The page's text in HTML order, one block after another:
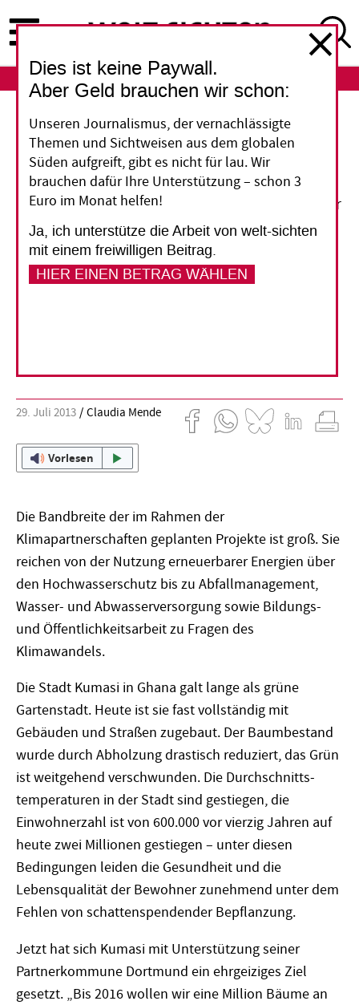
zum
Inhalt
ABO
In Daressalam Hamburgs
Klimaschutzbilanz verbessern
Um Klimaschutz und die Anpassung an den
Klimawandel geht es in einem neuen Projekt der
Servicestelle Kommunen in der Einen Welt bei
Engagement Global. In einer Pilotphase haben
neun deutsche Kommunen mit ihren
29. Juli 2013 Claudia Mende
Vorlesen
Die Bandbreite der im Rahmen der
Klimapartnerschaften geplanten Projekte ist groß. Sie
reichen von der Nutzung erneuerbarer Energien über
den Hochwasserschutz bis zu Abfallmanagement,
Wasser- und Abwasserversorgung sowie Bildungs-
und Öffentlichkeitsarbeit zu Fragen des
Klimawandels.
Die Stadt Kumasi in Ghana galt lange als grüne
Gartenstadt. Heute ist sie fast vollständig mit
Gebäuden und Straßen zugebaut. Der Baumbestand
wurde durch Abholzung drastisch reduziert, das Grün
ist weitgehend verschwunden. Die Durch­schnitts­
temperaturen in der Stadt sind gestiegen, die
Einwohnerzahl ist von 600.000 vor vierzig Jahren auf
heute zwei Millionen gestiegen – unter diesen
Bedingungen leiden die Gesundheit und die
Lebensqualität der Bewohner zunehmend unter dem
Fehlen von schattenspendender Bepflanzung.
Jetzt hat sich Kumasi mit Unterstützung seiner
Partnerkommune Dortmund ein ehrgeiziges Ziel
gesetzt. „Bis 2016 wollen wir eine Million Bäume an
Dies ist keine Paywall.
Aber Geld brauchen wir schon:
Unseren Journalismus, der vernachlässigte
Themen und Sichtweisen aus dem globalen
Süden aufgreift, gibt es nicht für lau. Wir
brauchen dafür Ihre Unterstützung – schon 3
Euro im Monat helfen!
Ja, ich unterstütze die Arbeit von welt-sichten
mit einem freiwilligen Beitrag.
HIER EINEN BETRAG WÄHLEN